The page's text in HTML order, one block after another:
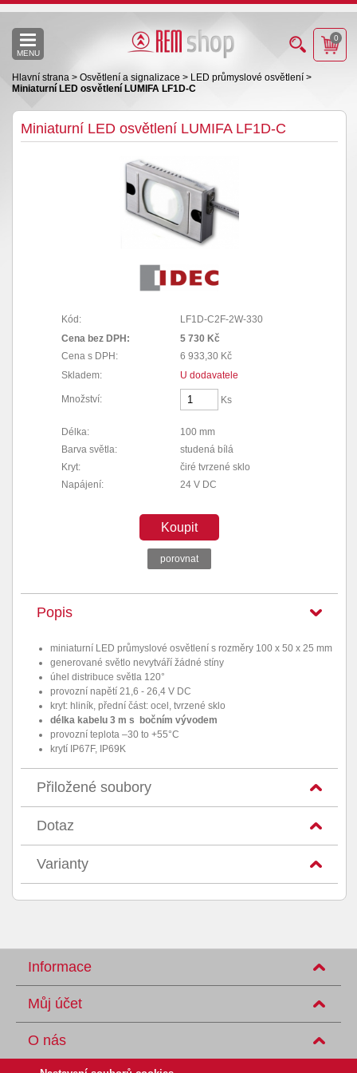
MENU
0
Hlavní strana > Osvětlení a signalizace > LED průmyslové osvětlení >
Miniaturní LED osvětlení LUMIFA LF1D-C
Miniaturní LED osvětlení LUMIFA LF1D-C
Kód:
LF1D-C2F-2W-330
Cena bez DPH:
5 730 Kč
Cena s DPH:
6 933,30 Kč
Skladem:
U dodavatele
Množství: Ks
Délka:
100 mm
Barva světla:
studená bílá
Kryt:
čiré tvrzené sklo
Napájení:
24 V DC
Koupit
porovnat
Popis
miniaturní LED průmyslové osvětlení s rozměry 100 x 50 x 25 mm
generované světlo nevytváří žádné stíny
úhel distribuce světla 120°
provozní napětí 21,6 - 26,4 V DC
kryt: hliník, přední část: ocel, tvrzené sklo
délka kabelu 3 m s bočním vývodem
provozní teplota –30 to +55°C
krytí IP67F, IP69K
Přiložené soubory
Dotaz
Varianty
Informace
Můj účet
O nás